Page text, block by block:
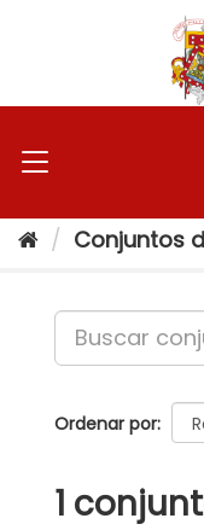
Conjuntos
Ordenar por
1